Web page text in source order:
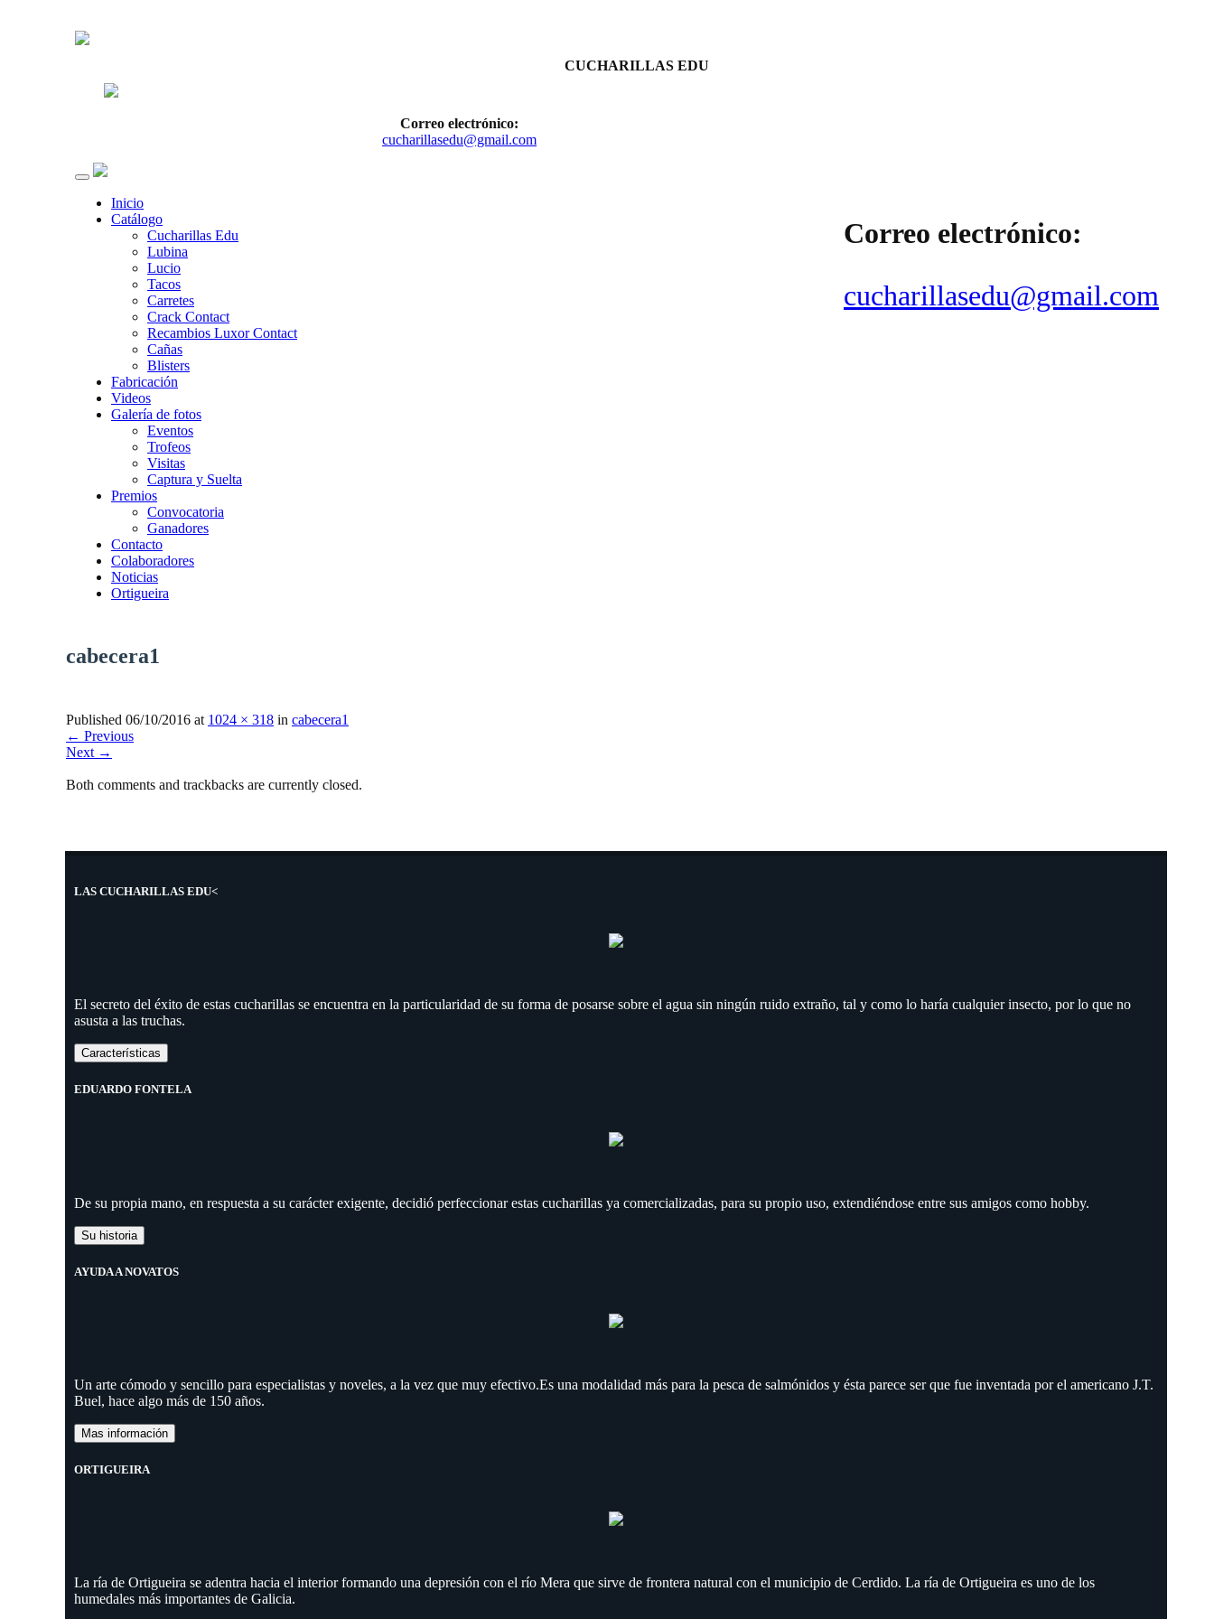
CUCHARILLAS EDU
Correo electrónico:
cucharillasedu@gmail.com
Correo electrónico:
cucharillasedu@gmail.com
Inicio
Catálogo
Cucharillas Edu
Lubina
Lucio
Tacos
Carretes
Crack Contact
Recambios Luxor Contact
Cañas
Blisters
Fabricación
Videos
Galería de fotos
Eventos
Trofeos
Visitas
Captura y Suelta
Premios
Convocatoria
Ganadores
Contacto
Colaboradores
Noticias
Ortigueira
cabecera1
Published 06/10/2016 at 1024 × 318 in cabecera1
← Previous
Next →
Both comments and trackbacks are currently closed.
LAS CUCHARILLAS EDU<
El secreto del éxito de estas cucharillas se encuentra en la particularidad de su forma de posarse sobre el agua sin ningún ruido extraño, tal y como lo haría cualquier insecto, por lo que no
asusta a las truchas.
Características
EDUARDO FONTELA
De su propia mano, en respuesta a su carácter exigente, decidió perfeccionar estas cucharillas ya comercializadas, para su propio uso, extendiéndose entre sus amigos como hobby.
Su historia
AYUDA A NOVATOS
Un arte cómodo y sencillo para especialistas y noveles, a la vez que muy efectivo.Es una modalidad más para la pesca de salmónidos y ésta parece ser que fue inventada por el americano J.T.
Buel, hace algo más de 150 años.
Mas información
ORTIGUEIRA
La ría de Ortigueira se adentra hacia el interior formando una depresión con el río Mera que sirve de frontera natural con el municipio de Cerdido. La ría de Ortigueira es uno de los
humedales más importantes de Galicia.